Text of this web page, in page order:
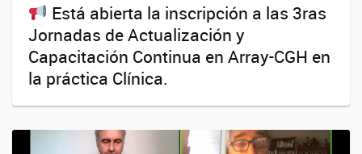
Está abierta la inscripción a las 3ras
Jornadas de Actualización y
Capacitación Continua en Array-CGH en
la práctica Clínica.